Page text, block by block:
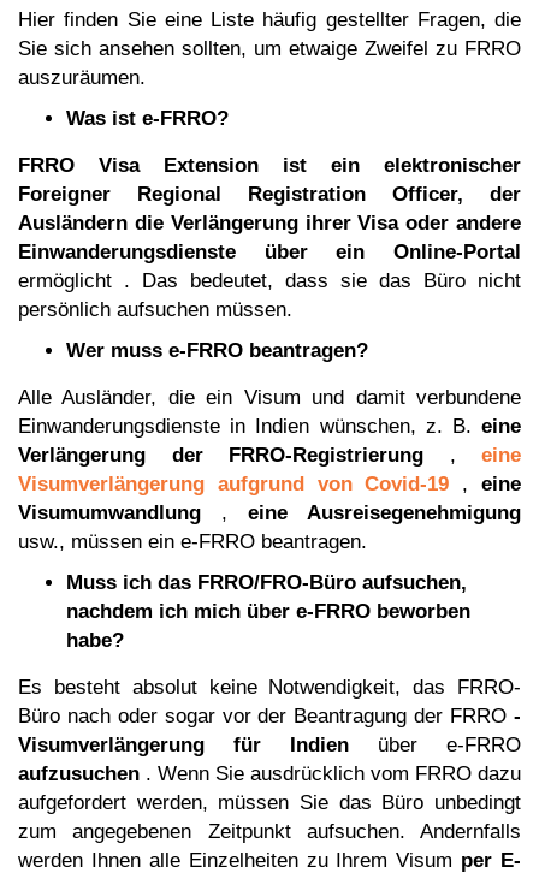
Hier finden Sie eine Liste häufig gestellter Fragen, die
Sie sich ansehen sollten, um etwaige Zweifel zu FRRO
auszuräumen.
Was ist e-FRRO?
FRRO Visa Extension ist ein elektronischer
Foreigner Regional Registration Officer, der
Ausländern die Verlängerung ihrer Visa oder andere
Einwanderungsdienste über ein Online-Portal
ermöglicht . Das bedeutet, dass sie das Büro nicht
persönlich aufsuchen müssen.
Wer muss e-FRRO beantragen?
Alle Ausländer, die ein Visum und damit verbundene
Einwanderungsdienste in Indien wünschen, z. B. eine
Verlängerung der FRRO-Registrierung , eine
Visumverlängerung aufgrund von Covid-19 ,eine
Visumumwandlung , eine Ausreisegenehmigung
usw., müssen ein e-FRRO beantragen.
Muss ich das FRRO/FRO-Büro aufsuchen,
nachdem ich mich über e-FRRO beworben
habe?
Es besteht absolut keine Notwendigkeit, das FRRO-
Büro nach oder sogar vor der Beantragung der FRRO -
Visumverlängerung für Indien über e-FRRO
aufzusuchen . Wenn Sie ausdrücklich vom FRRO dazu
aufgefordert werden, müssen Sie das Büro unbedingt
zum angegebenen Zeitpunkt aufsuchen. Andernfalls
werden Ihnen alle Einzelheiten zu Ihrem Visum per E-